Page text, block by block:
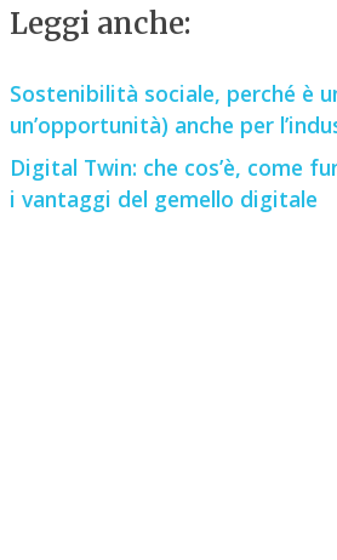
Leggi anche:
Sostenibilità sociale, perché è
un’opportunità) anche per
Digital Twin: che cos’è, come
i vantaggi del gemello digitale